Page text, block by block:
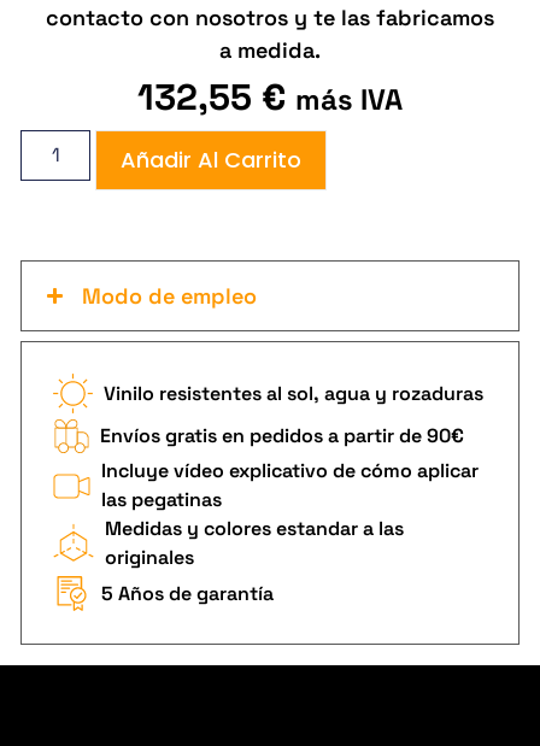
contacto con nosotros y te las fabricamos
a medida.
132,55 € más IVA
Añadir Al Carrito
Modo de empleo
Vinilo resistentes al sol, agua y rozaduras
Envíos gratis en pedidos a partir de 90€
Incluye vídeo explicativo de cómo aplicar
las pegatinas
Medidas y colores estandar a las
originales
5 Años de garantía